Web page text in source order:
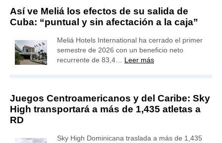
Así ve Meliá los efectos de su salida de
Cuba: “puntual y sin afectación a la caja”
Meliá Hotels International ha cerrado el primer
semestre de 2026 con un beneficio neto
recurrente de 83,4… Leer más
Juegos Centroamericanos y del Caribe: Sky
High transportará a más de 1,435 atletas a
RD
Sky High Dominicana traslada a más de 1,435